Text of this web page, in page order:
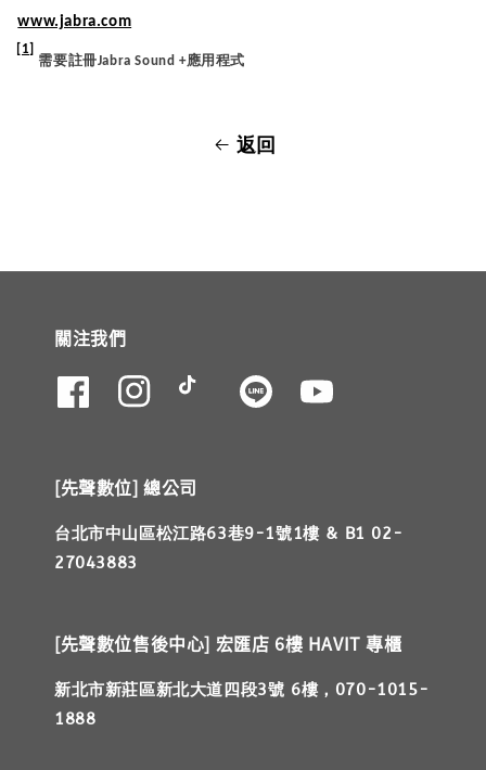
www.jabra.com
[1]
需要註冊Jabra Sound +應用程式
返回
關注我們
[先聲數位] 總公司
台北市中山區松江路63巷9-1號1樓 & B1 02-
27043883
[先聲數位售後中心] 宏匯店 6樓 HAVIT 專櫃
新北市新莊區新北大道四段3號 6樓，070-1015-
1888